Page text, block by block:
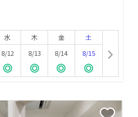
水
8/12
木
8/13
金
8/14
土
8/15